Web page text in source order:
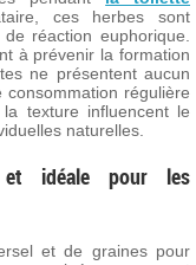
ces herbes sont
réaction euphorique.
à prévenir la formation
ne présentent aucun
régulière
texture influencent le
naturelles.
et idéale pour les
et de graines pour